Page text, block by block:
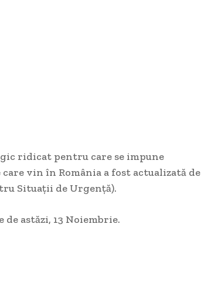
ridicat pentru care se impune
vin în România a fost actualizată de
Situații de Urgență).
astăzi, 13 Noiembrie.